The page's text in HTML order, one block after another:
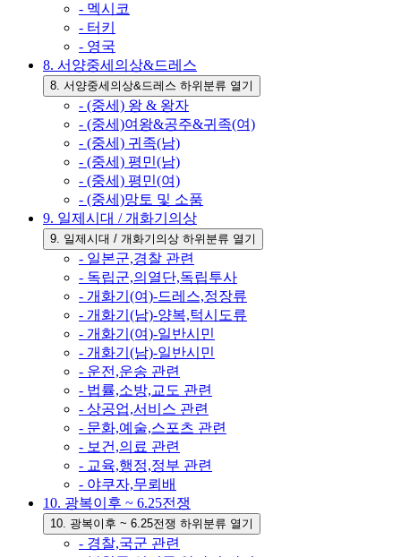
- 멕시코
- 터키
- 영국
8. 서양중세의상&드레스
8. 서양중세의상&드레스 하위분류 열기
- (중세) 왕 & 왕자
- (중세)여왕&공주&귀족(여)
- (중세) 귀족(남)
- (중세) 평민(남)
- (중세) 평민(여)
- (중세)망토 및 소품
9. 일제시대 / 개화기의상
9. 일제시대 / 개화기의상 하위분류 열기
- 일본군,경찰 관련
- 독립군,의열단,독립투사
- 개화기(여)-드레스,정장류
- 개화기(남)-양복,턱시도류
- 개화기(여)-일반시민
- 개화기(남)-일반시민
- 운전,운송 관련
- 법률,소방,교도 관련
- 상공업,서비스 관련
- 문화,예술,스포츠 관련
- 보건,의료 관련
- 교육,행정,정부 관련
- 야쿠자,무뢰배
10. 광복이후 ~ 6.25전쟁
10. 광복이후 ~ 6.25전쟁 하위분류 열기
- 경찰,국군 관련